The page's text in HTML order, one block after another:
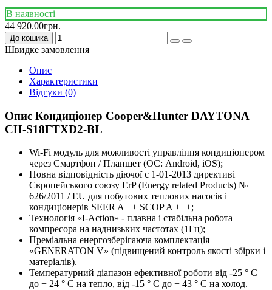
В наявності
44 920.00грн.
До кошика
Швидке замовлення
Опис
Характеристики
Відгуки (0)
Опис Кондиціонер Cooper&Hunter DAYTONA
CH-S18FTXD2-BL
Wi-Fi модуль для можливості управління кондиціонером
через Смартфон / Планшет (ОС: Android, iOS);
Повна відповідність діючої c 1-01-2013 директиві
Європейського союзу ErP (Energy related Products) №
626/2011 / EU для побутових теплових насосів і
кондиціонерів SEER A ++ SCOP A +++;
Технологія «I-Action» - плавна і стабільна робота
компресора на наднизьких частотах (1Гц);
Преміальна енергозберігаюча комплектація
«GENERATON V» (підвищений контроль якості збірки і
матеріалів).
Температурний діапазон ефективної роботи від -25 ° C
до + 24 ° C на тепло, від -15 ° C до + 43 ° C на холод.